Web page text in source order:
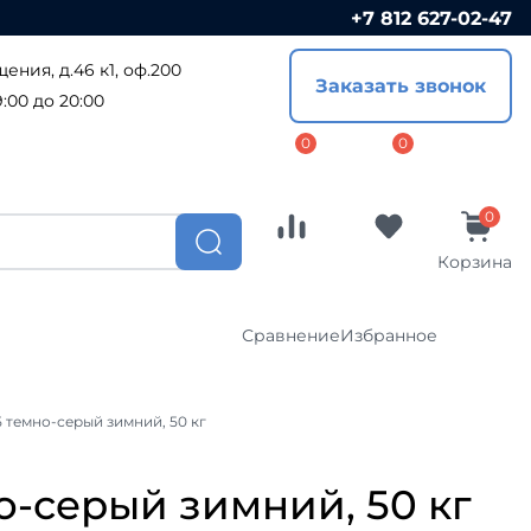
+7 812 627-02-47
д.46 к1, оф.200
до 20:00
Заказать звонок
СравнениеИзбранное
Корзина
ПВХ софиты
СравнениеИзбранное
Доборные элементы
Водосточные системы Металл-
Водосточные системы
темно-серый зимний, 50 кг
серый зимний, 50 кг